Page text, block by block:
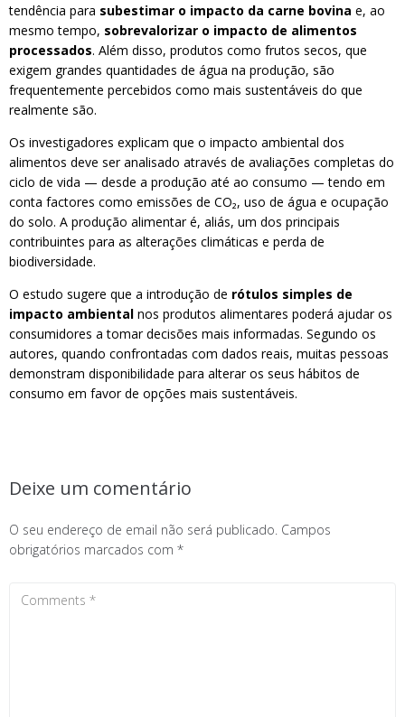
tendência para subestimar o impacto da carne bovina e, ao
mesmo tempo, sobrevalorizar o impacto de alimentos
processados. Além disso, produtos como frutos secos, que
exigem grandes quantidades de água na produção, são
frequentemente percebidos como mais sustentáveis do que
realmente são.
Os investigadores explicam que o impacto ambiental dos
alimentos deve ser analisado através de avaliações completas do
ciclo de vida — desde a produção até ao consumo — tendo em
conta factores como emissões de CO₂, uso de água e ocupação
do solo. A produção alimentar é, aliás, um dos principais
contribuintes para as alterações climáticas e perda de
biodiversidade.
O estudo sugere que a introdução de rótulos simples de
impacto ambiental nos produtos alimentares poderá ajudar os
consumidores a tomar decisões mais informadas. Segundo os
autores, quando confrontadas com dados reais, muitas pessoas
demonstram disponibilidade para alterar os seus hábitos de
consumo em favor de opções mais sustentáveis.
Deixe um comentário
O seu endereço de email não será publicado. Campos
obrigatórios marcados com *